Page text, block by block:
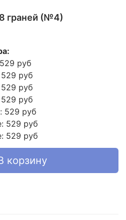
граней (№4)
руб
руб
руб
руб
529 руб
529 руб
529 руб
корзину